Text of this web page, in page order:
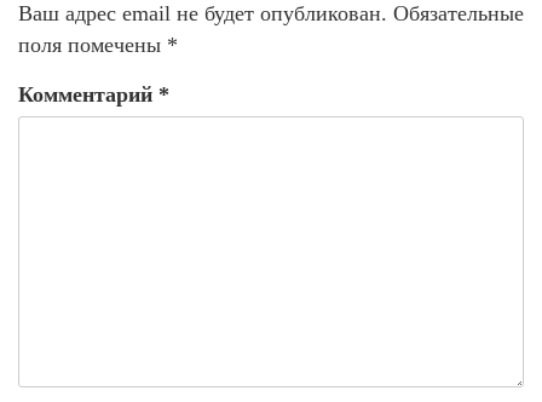
Ваш адрес email не будет опубликован. Обязательные
поля помечены *
Комментарий *